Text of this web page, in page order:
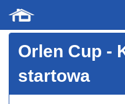
Orlen Cup -
startowa